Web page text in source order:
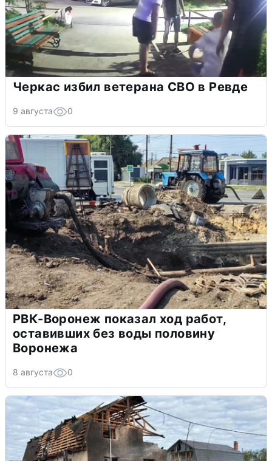
Черкас избил ветерана СВО в Ревде
9 августа 0
РВК-Воронеж показал ход работ,
оставивших без воды половину
Воронежа
8 августа 0